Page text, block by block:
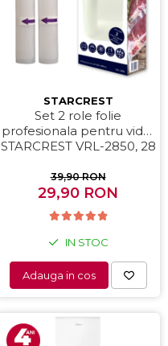
STARCREST
Set 2 role folie
profesionala pentru vidat
STARCREST VRL-2850, 28
reutilizabile, sous vide,
lavabile in masina de
transparent
39,90 RON
29,90 RON
IN STOC
Adauga in cos